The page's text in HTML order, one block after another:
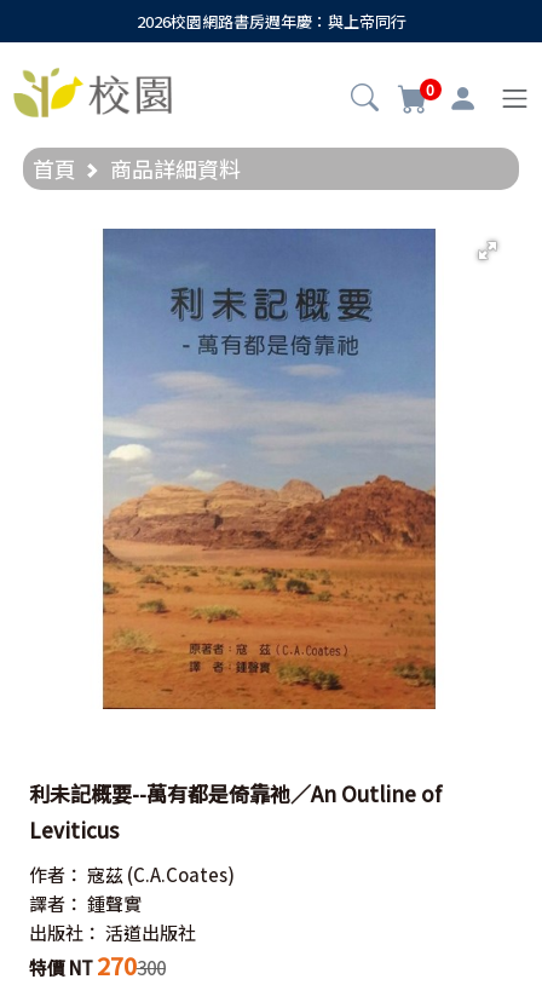
2026校園網路書房週年慶：與上帝同行
0
首頁 商品詳細資料
利未記概要--萬有都是倚靠祂／An Outline of
Leviticus
作者： 寇茲 (C.A.Coates)
譯者： 鍾聲實
出版社： 活道出版社
特價 NT 270300